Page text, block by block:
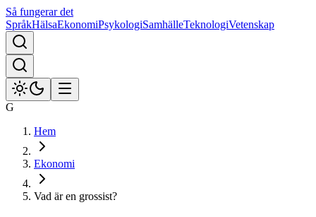
Så fungerar det
SpråkHälsaEkonomiPsykologiSamhälleTeknologiVetenskap
G
Hem
Ekonomi
Vad är en grossist?